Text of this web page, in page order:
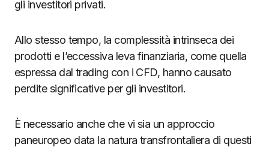
gli investitori privati.
Allo stesso tempo, la complessità intrinseca dei
prodotti e l’eccessiva leva finanziaria, come quella
espressa dal trading con i CFD, hanno causato
perdite significative per gli investitori.
È necessario anche che vi sia un approccio
paneuropeo data la natura transfrontaliera di questi